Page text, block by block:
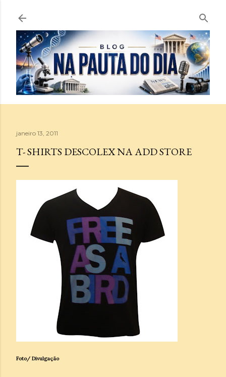
Pular para o conteúdo principal
janeiro 13, 2011
T- SHIRTS DESCOLEX NA ADD STORE
Foto/ Divulgação